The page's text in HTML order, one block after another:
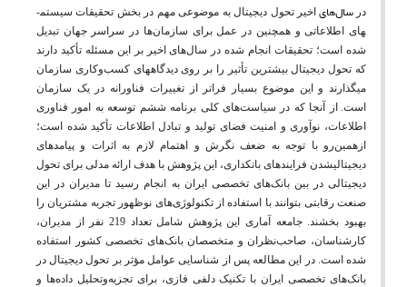
درسال‌هایاخیر تحول دیجیتال به موضوعی مهم در بخش تحقیقات سیستم­
های اطلاعاتی و همچنین در عمل برای سازمان‌ها در سراسر جهان تبدیل
شده است؛ تحقیقات انجام شده در سال‌های اخیر بر این مسئله تأکید دارند
که تحول دیجیتال بیشترین تأثیر را بر روی دیدگاه­های کسب‌وکاری سازمان
می­گذارند و این موضوع بسیار فراتر از تغییرات فناورانه در یک سازمان
است. از آنجا که در سیاست‌های کلی برنامه ششم توسعه به امور فناوری
اطلاعات، نوآوری و امنیت فضای تولید و تبادل اطلاعات تأکید شده است؛
ازهمین‌رو با توجه به ضعف نگرش و اهتمام لازم به اثرات و پیامدهای
دیجیتالی­شدن فرایندهای بانکداری، این پژوهش با هدف ارائه مدلی برای تحول
دیجیتالی در بین بانک‌های تخصصی ایران به انجام رسید تا مدیران در این
صنعت رقابتی بتوانند با استفاده از تکنولوژی‌های نوظهور تجربه مشتریان را
بهبود بخشند. جامعه آماری این پژوهش شامل تعداد 219 نفر از مدیران،
کارشناسان، صاحب‌نظران و متخصصان بانک‌های تخصصی کشور استفاده
شده است. در این مطالعه پس از شناسایی عوامل مؤثر بر تحول دیجیتال در
بانک‌های تخصصی ایران با تکنیک دلفی فازی، برای تجزیه‌وتحلیل داده‌ها و